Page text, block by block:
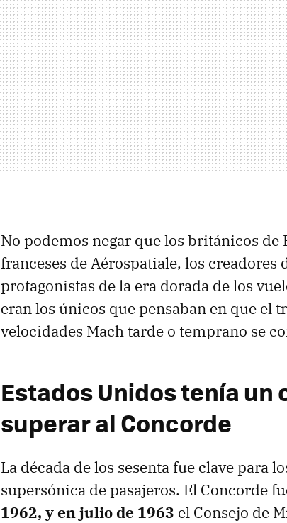
No podemos negar que los británicos
franceses de Aérospatiale, los creadores
protagonistas de la era dorada de los
eran los únicos que pensaban en que el
velocidades Mach tarde o temprano se
Estados Unidos tenía un
superar al Concorde
La década de los sesenta fue clave para
supersónica de pasajeros. El Concorde
1962, y en julio de 1963 el Consejo de